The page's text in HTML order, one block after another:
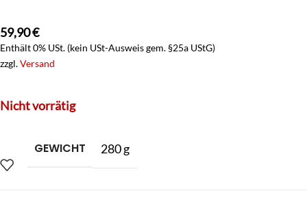
59,90€
Enthält 0% USt. (kein USt-Ausweis gem. §25a UStG)
zzgl.Versand
Nicht vorrätig
GEWICHT 280 g